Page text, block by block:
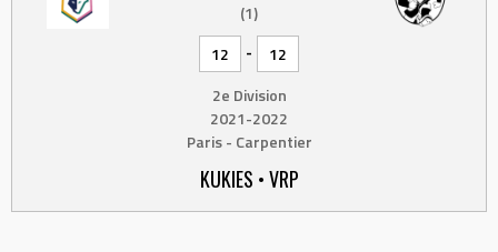
(1)
12
-
12
2e Division
2021-2022
Paris - Carpentier
KUKIES • VRP